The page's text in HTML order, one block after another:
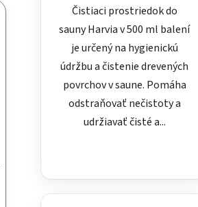
Čistiaci prostriedok do
sauny Harvia v 500 ml balení
je určený na hygienickú
údržbu a čistenie drevených
povrchov v saune. Pomáha
odstraňovať nečistoty a
udržiavať čisté a...